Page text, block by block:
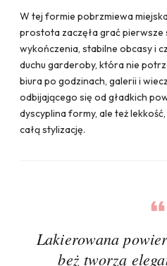
W tej formie pobrzmiewa
prostota zaczęła grać pierwsze
wykończenia, stabilne obcasy i
duchu garderoby, która nie
biura po godzinach, galerii i
odbijającego się od gładkich
dyscyplina formy, ale też
całą stylizację.
Lakierowana
beż tworzą